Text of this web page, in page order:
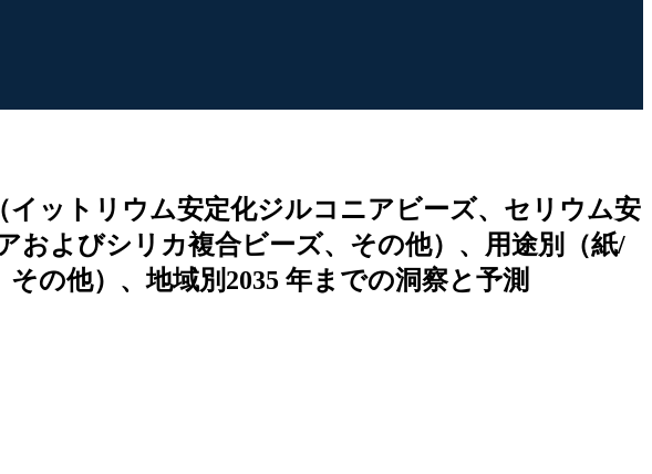
ットリウム安定化ジルコニアビーズ、セリウム安
よびシリカ複合ビーズ、その他）、用途別（紙/
の他）、地域別2035 年までの洞察と予測